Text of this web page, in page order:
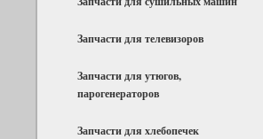
Запчасти для телевизоров
Запчасти для утюгов,
парогенераторов
Запчасти для хлебопечек